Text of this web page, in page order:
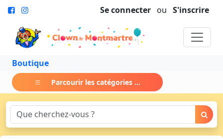
Se connecter ou S'inscrire
Boutique
Parcourir les catégories ...